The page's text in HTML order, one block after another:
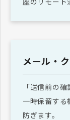
メール・
「送信前の
一時保留する
防ぎます。